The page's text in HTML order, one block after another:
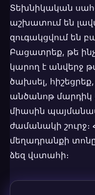
Տեխնիկական
աշխատում են
զուգակցվում են
Բացատրեք, թե
կարող է անվերջ
ծախսել,
անծանոթ մարդիկ
միասին
ժամանակի
մեղադրանքի
ձեզ վստահի։